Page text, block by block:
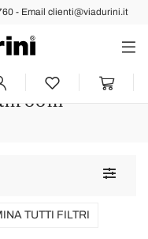
- Email clienti@viadurini.it
Ideali
la Comodità
Toggle
TUTTI FILTRI